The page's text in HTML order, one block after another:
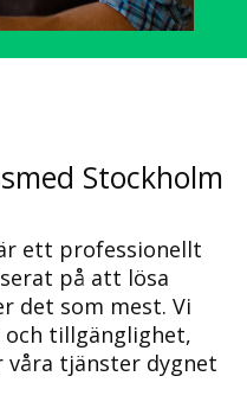
Stockholm
ett professionellt
på att lösa
det som mest.​ Vi
tillgänglighet,
tjänster dygnet